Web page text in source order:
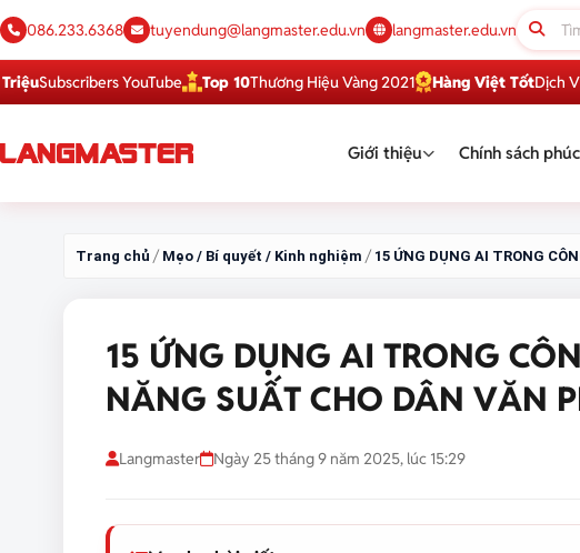
086.233.6368 tuyendung@langmaster.edu.vn langmaster.edu.vn
YouTube Top 10Thương Hiệu Vàng 2021 Hàng Việt TốtDịch Vụ Hoàn
Giới thiệu Chính sách
Trang chủ / Mẹo / Bí quyết / Kinh nghiệm / 15 ỨNG DỤNG AI TRONG
15 ỨNG DỤNG AI TRONG
NĂNG SUẤT CHO DÂN VĂN
Langmaster Ngày 25 tháng 9 năm 2025, lúc 15:29